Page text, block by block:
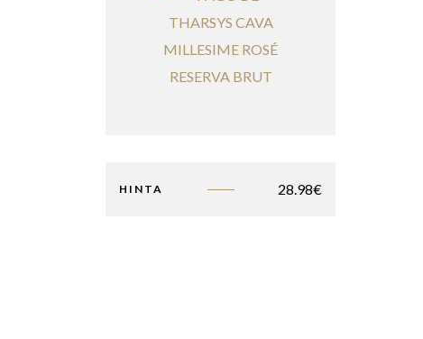
HINTA 28.98€